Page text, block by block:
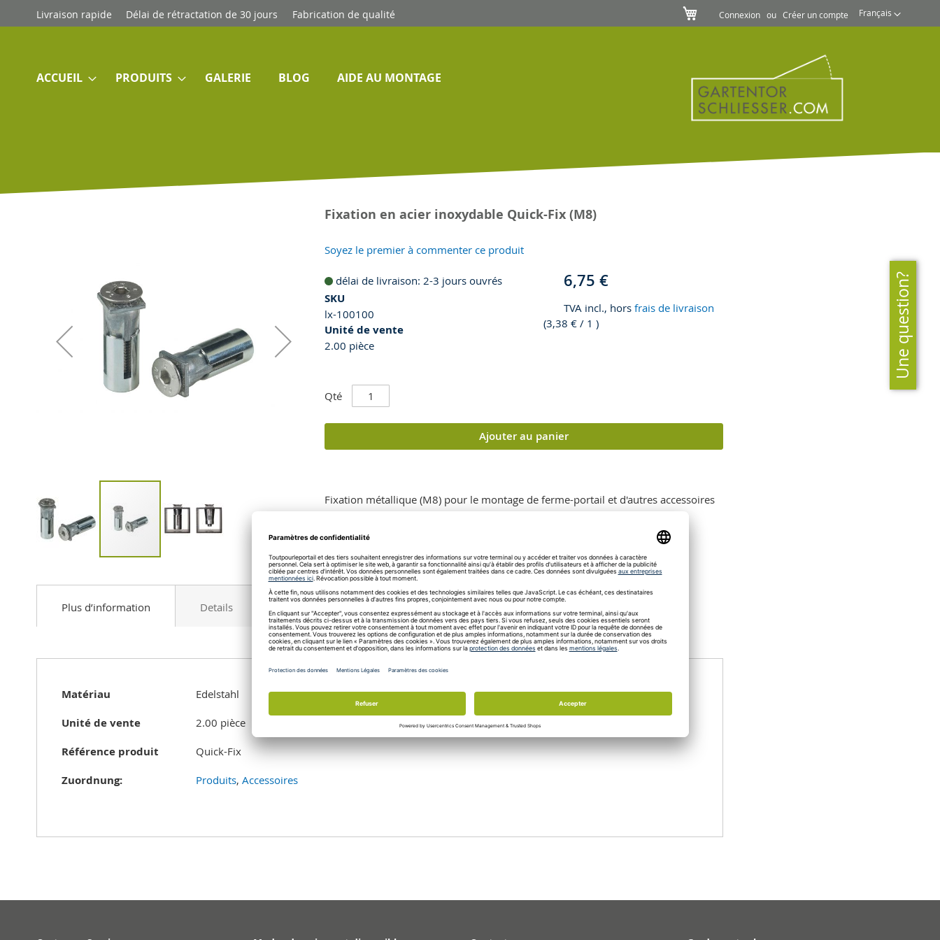
Allez
au
Langue
Français
Connexion Créer un compte
Livraison rapide Délai de rétractation de 30 jours Fabrication de qualité Mon panier
ACCUEIL PRODUITS GALERIE BLOG AIDE AU MONTAGE
beginning
of
images
Fixation en acier inoxydable Quick-Fix (M8)
Soyez le premier à commenter ce produit
délai de livraison: 2-3 jours ouvrés
SKU
lx-100100
Unité de vente
2.00 pièce
6,75 €
TVA incl., hors frais de livraison
(3,38 € / 1 )
Qté
Ajouter au panier
Fixation métallique (M8) pour le montage de ferme-portail et d'autres accessoires
Plus d’information
Plus
Matériau Edelstahl
Unité de vente 2.00 pièce
Référence produit Quick-Fix
Zuordnung: Produits, Accessoires
Details Avis
Une question?